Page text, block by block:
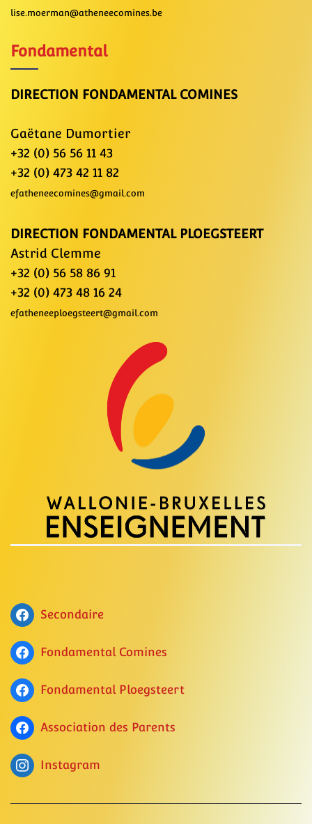
lise.moerman@atheneecomines.be
Fondamental
DIRECTION FONDAMENTAL COMINES
Gaëtane Dumortier
+32 (0) 56 56 11 43
+32 (0) 473 42 11 82
efatheneecomines@gmail.com
DIRECTION FONDAMENTAL PLOEGSTEERT
Astrid Clemme
+32 (0) 56 58 86 91
+32 (0) 473 48 16 24
efatheneeploegsteert@gmail.com
Secondaire
Fondamental Comines
Fondamental Ploegsteert
Association des Parents
Instagram